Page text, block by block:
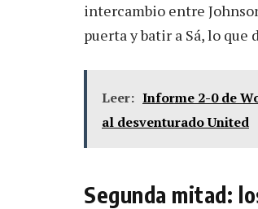
intercambio entre
puerta y batir a Sá, lo que
Leer: Informe 2-0 de
al desventurado United
Segunda mitad: